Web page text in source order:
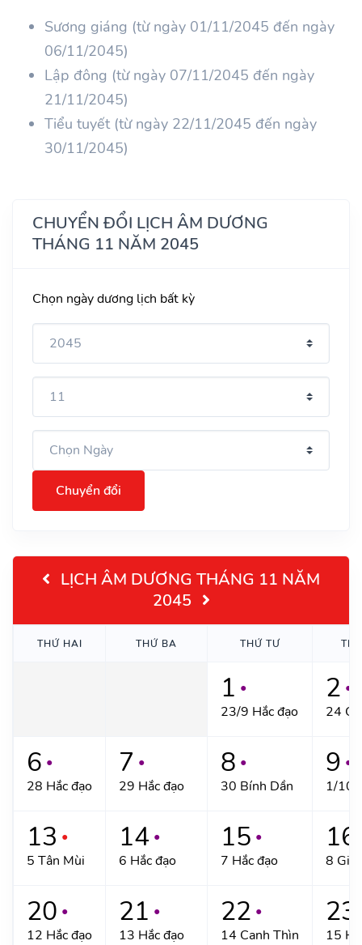
Sương giáng (từ ngày 01/11/2045 đến ngày
06/11/2045)
Lập đông (từ ngày 07/11/2045 đến ngày
21/11/2045)
Tiểu tuyết (từ ngày 22/11/2045 đến ngày
30/11/2045)
CHUYỂN ĐỔI LỊCH ÂM DƯƠNG
THÁNG 11 NĂM 2045
Chọn ngày dương lịch bất kỳ
Chuyển đổi
LỊCH ÂM DƯƠNG THÁNG 11 NĂM
2045
THỨ HAI THỨ BA THỨ TƯ
1 ●
23/9 Hắc đạo
2 ●
24
6 ●
28 Hắc đạo
7 ●
29 Hắc đạo
8 ●
30 Bính Dần
9 ●
1/10
13 ●
5 Tân Mùi
14 ●
6 Hắc đạo
15 ●
7 Hắc đạo
16
8
20 ●
12 Hắc đạo
21 ●
13 Hắc đạo
22 ●
14 Canh Thìn
23
15